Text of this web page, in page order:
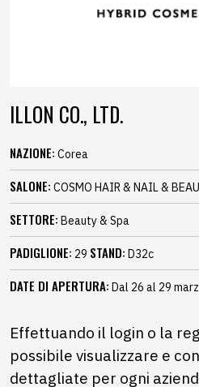
ILLON CO., LTD.
NAZIONE: Corea
SALONE: COSMO HAIR & NAIL &
SETTORE: Beauty & Spa
PADIGLIONE: 29 STAND: D32c
DATE DI APERTURA: Dal 26 al 29
Effettuando il login o la
possibile visualizzare e
dettagliate per ogni